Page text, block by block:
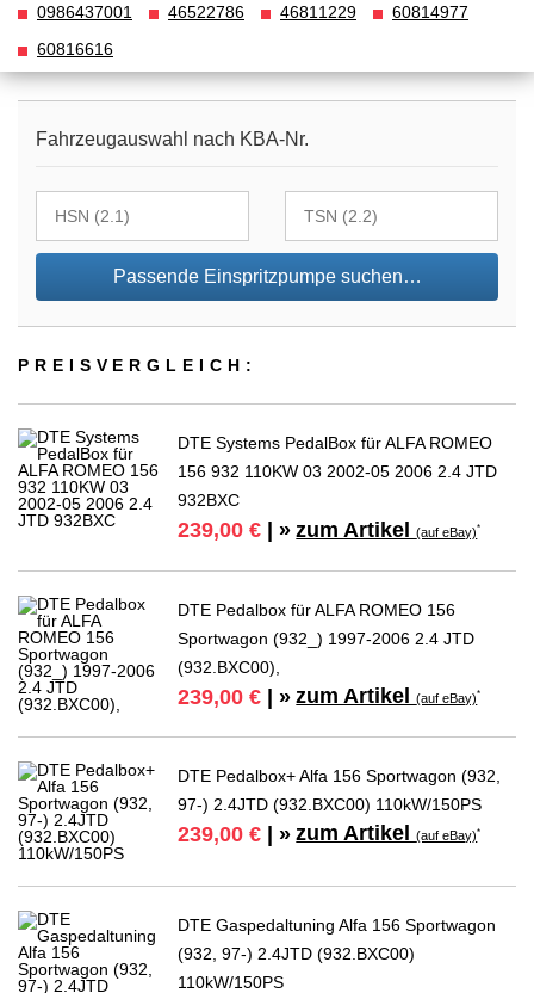
0986437001
46522786 46811229
60814977
60816616
Fahrzeugauswahl nach KBA-Nr.
Passende Einspritzpumpe suchen…
PREIS­VER­GLEICH:
DTE Systems PedalBox für ALFA ROMEO
156 932 110KW 03 2002-05 2006 2.4 JTD
932BXC
239,00 € | » zum Artikel(auf eBay)*
DTE Pedalbox für ALFA ROMEO 156
Sportwagon (932_) 1997-2006 2.4 JTD
(932.BXC00),
239,00 € | » zum Artikel(auf eBay)*
DTE Pedalbox+ Alfa 156 Sportwagon (932,
97-) 2.4JTD (932.BXC00) 110kW/150PS
239,00 € | » zum Artikel(auf eBay)*
DTE Gaspedaltuning Alfa 156 Sportwagon
(932, 97-) 2.4JTD (932.BXC00)
110kW/150PS